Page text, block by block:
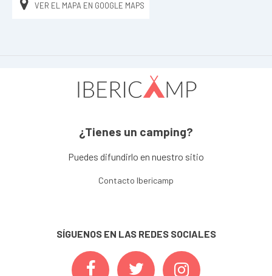
VER EL MAPA EN GOOGLE MAPS
¿Tienes un camping?
Puedes difundirlo en nuestro sitio
Contacto Ibericamp
SÍGUENOS EN LAS REDES SOCIALES